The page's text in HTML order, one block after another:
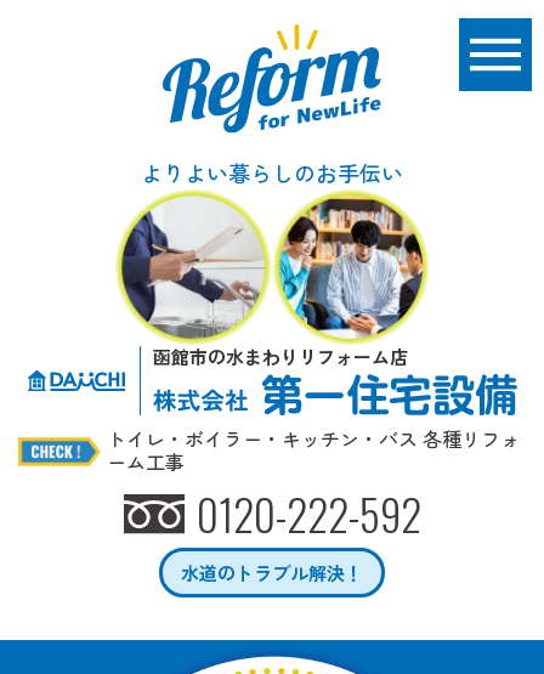
よりよい暮らしのお手伝い
函館市の水まわりリフォーム店
トイレ・ボイラー・キッチン・バス 各種リフォ
ーム工事
0120-222-592
水道のトラブル解決！